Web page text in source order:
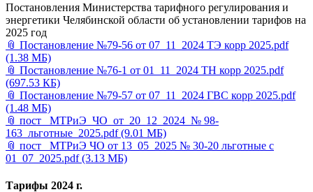
Постановления Министерства тарифного регулирования и
энергетики Челябинской области об установлении тарифов на
2025 год
📎 Постановление №79-56 от 07_11_2024 ТЭ корр 2025.pdf
(1.38 МБ)
📎 Постановление №76-1 от 01_11_2024 ТН корр 2025.pdf
(697.53 КБ)
📎 Постановление №79-57 от 07_11_2024 ГВС корр 2025.pdf
(1.48 МБ)
📎 пост_ МТРиЭ_ЧО_от_20_12_2024_№ 98-
163_льготные_2025.pdf (9.01 МБ)
📎 пост_ МТРиЭ ЧО от 13_05_2025 № 30-20 льготные с
01_07_2025.pdf (3.13 МБ)
Тарифы 2024 г.